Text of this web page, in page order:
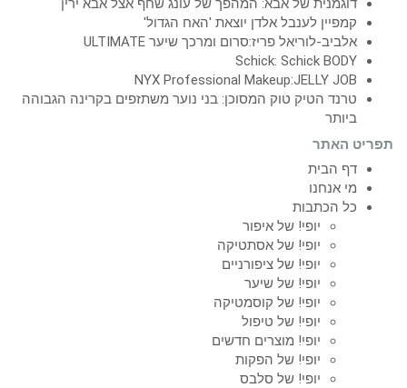
קמפיין לענבל אלדן יוצאת 'האח הגדול'
אלביב-לוריאל פריז:סרום ומרכך שיער ULTIMATE
Schick: Schick BODY
NYX Professional Makeup:JELLY JOB
טרנד הטיק טוק המסוכן: בני נוער משתזפים בקרינה הגבוהה
ביותר
תפריט האתר
דף הבית
מי אנחנו
כל הכתבות
יופי! של איפור
יופי! של אסתטיקה
יופי! של ציפורניים
יופי! של שיער
יופי! של קוסמטיקה
יופי! של טיפול
יופי! מוצרים חדשים
יופי! של הפקות
יופי! של סלבס